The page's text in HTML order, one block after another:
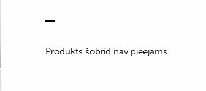
Produkts šobrīd nav pieejams.